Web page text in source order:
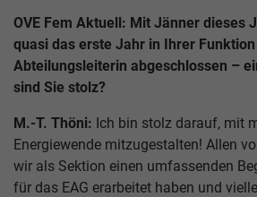
OVE Fem Aktuell: Mit Jänner dieses
quasi das erste Jahr in Ihrer
Abteilungsleiterin abgeschlossen –
sind Sie stolz?
M.-T. Thöni: Ich bin stolz darauf, mit
Energiewende mitzugestalten! Allen
wir als Sektion einen umfassenden
für das EAG erarbeitet haben und